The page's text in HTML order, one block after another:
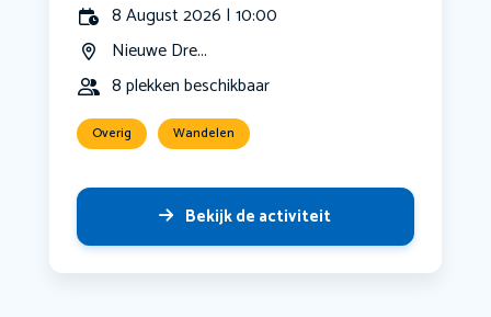
8 August 2026 | 10:00
Nieuwe Dre...
8 plekken beschikbaar
Overig Wandelen
Bekijk de activiteit